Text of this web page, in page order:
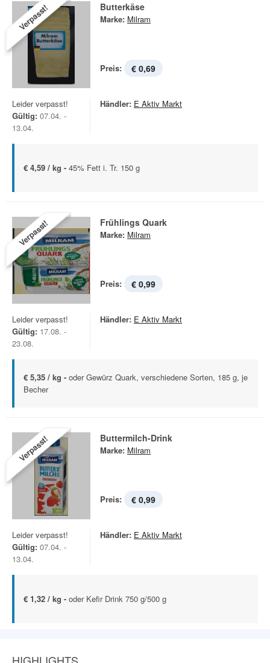
Verpasst! Butterkäse
Marke: Milram
Preis: € 0,69
Leider verpasst!
Gültig: 07.04. -
13.04.
Händler: E Aktiv Markt
€ 4,59 / kg - 45% Fett i. Tr. 150 g
Verpasst! Frühlings Quark
Marke: Milram
Preis: € 0,99
Leider verpasst!
Gültig: 17.08. -
23.08.
Händler: E Aktiv Markt
€ 5,35 / kg - oder Gewürz Quark, verschiedene Sorten, 185 g, je
Becher
Verpasst! Buttermilch-Drink
Marke: Milram
Preis: € 0,99
Leider verpasst!
Gültig: 07.04. -
13.04.
Händler: E Aktiv Markt
€ 1,32 / kg - oder Kefir Drink 750 g/500 g